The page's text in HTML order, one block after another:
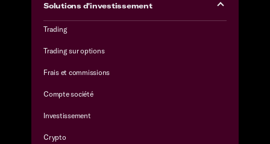
Solutions d'investissement
Trading
Trading sur options
Frais et commissions
Compte société
Investissement
Crypto